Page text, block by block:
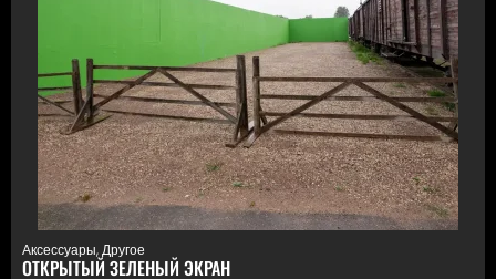
Аксессуары,Другое
ОТКРЫТЫЙ ЗЕЛЕНЫЙ ЭКРАН